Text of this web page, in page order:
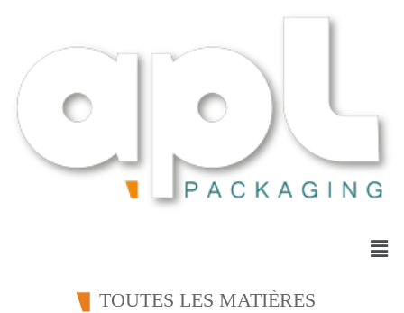
TOUTES LES MATIÈRES